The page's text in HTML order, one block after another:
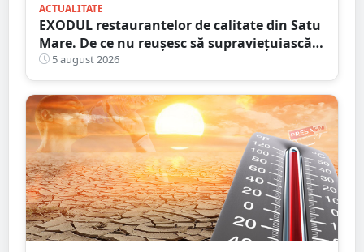
ACTUALITATE
EXODUL restaurantelor de calitate din Satu
Mare. De ce nu reușesc să supraviețuiască
localurile cu adevărat speciale?
5 august 2026